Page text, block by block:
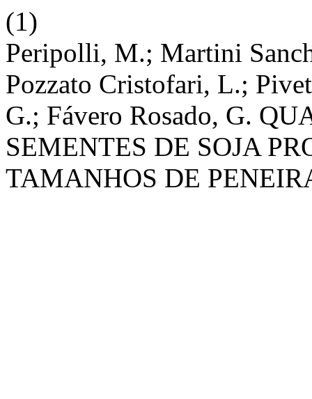
(1)
Peripolli, M.; Martini
Pozzato Cristofari, L.;
G.; Fávero Rosado, G.
SEMENTES DE SOJA
TAMANHOS DE